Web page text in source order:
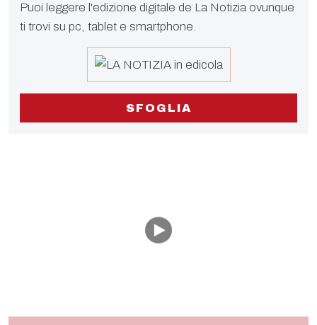
Puoi leggere l'edizione digitale de La Notizia ovunque
ti trovi su pc, tablet e smartphone.
SFOGLIA